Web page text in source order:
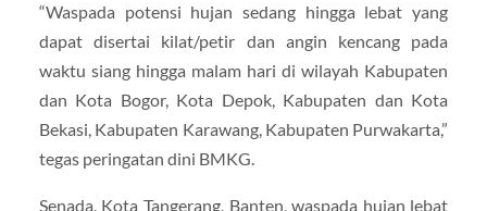
“Waspada potensi hujan sedang hingga lebat yang
dapat disertai kilat/petir dan angin kencang pada
waktu siang hingga malam hari di wilayah Kabupaten
dan Kota Bogor, Kota Depok, Kabupaten dan Kota
Bekasi, Kabupaten Karawang, Kabupaten Purwakarta,”
tegas peringatan dini BMKG.
Senada, Kota Tangerang, Banten, waspada hujan lebat